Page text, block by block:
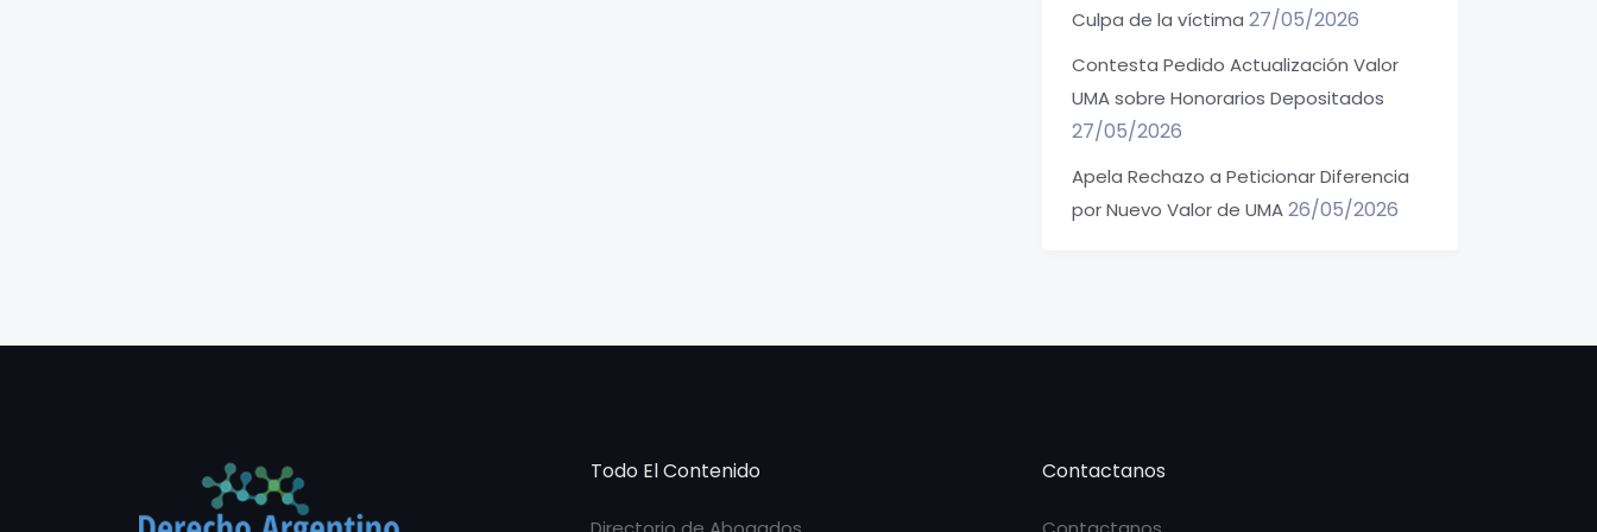
Culpa de la víctima 27/05/2026
Contesta Pedido Actualización Valor
UMA sobre Honorarios Depositados
27/05/2026
Apela Rechazo a Peticionar Diferencia
por Nuevo Valor de UMA26/05/2026
Todo El Contenido Contactanos